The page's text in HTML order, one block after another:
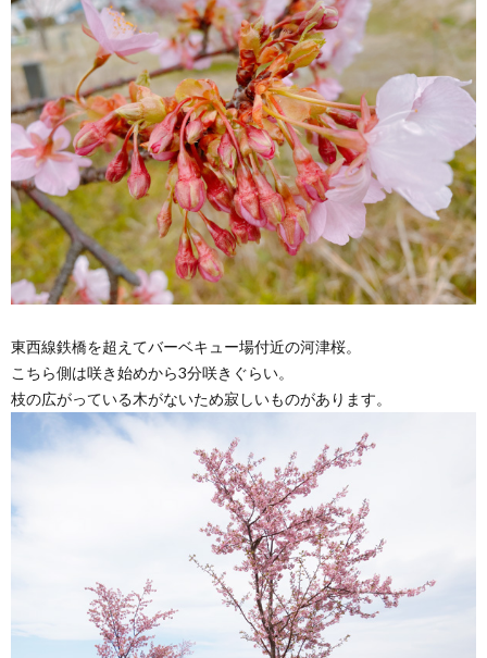
東西線鉄橋を超えてバーベキュー場付近の河津桜。
こちら側は咲き始めから3分咲きぐらい。
枝の広がっている木がないため寂しいものがあります。